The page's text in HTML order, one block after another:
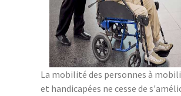
La mobilité des personnes à
et handicapées ne cesse de